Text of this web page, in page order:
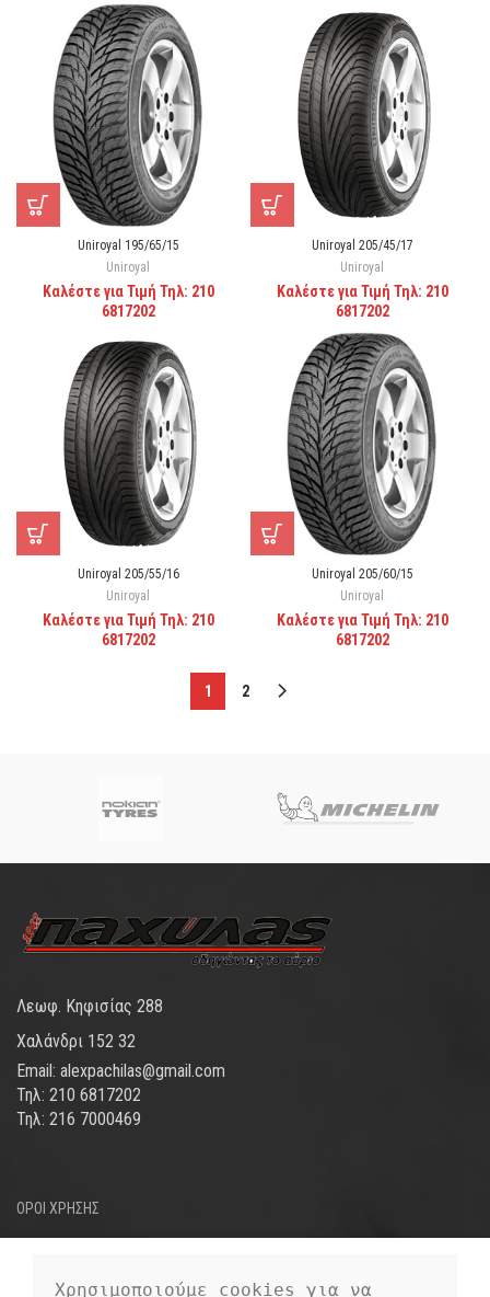
Uniroyal 195/65/15
Uniroyal
Καλέστε για Τιμή Τηλ: 210
6817202
Uniroyal 205/45/17
Uniroyal
Καλέστε για Τιμή Τηλ: 210
6817202
Uniroyal 205/55/16
Uniroyal
Καλέστε για Τιμή Τηλ: 210
6817202
Uniroyal 205/60/15
Uniroyal
Καλέστε για Τιμή Τηλ: 210
6817202
1 2
Λεωφ. Κηφισίας 288
Χαλάνδρι 152 32
Email: alexpachilas@gmail.com
Τηλ: 210 6817202
Τηλ: 216 7000469
ΟΡΟΙ ΧΡΗΣΗΣ
ΤΡΟΠΟΙ ΠΛΗΡΩΜΗΣ
Χρησιμοποιούμε cookies για να